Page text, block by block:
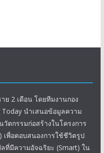
ย 2 เดือน โดยทีมงานกอง
นำเสนอข้อมูลความ
ตกรรมก่อสร้างในโครงการ
พื่อตอบสนองการใช้ชีวิตรูป
ที่มีความอัจฉริยะ (Smart) ใน